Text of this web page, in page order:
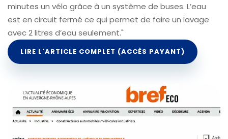
minutes un vélo grâce à un système de buses. L’eau
est en circuit fermé ce qui permet de faire un lavage
avec 2 litres d’eau seulement."
LIRE L'ARTICLE COMPLET (ACCÈS PAYANT)